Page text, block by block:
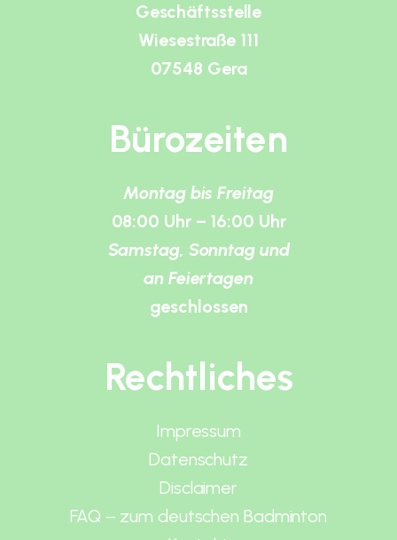
Geschäftsstelle
Wiesestraße 111
07548 Gera
Bürozeiten
Montag bis Freitag
08:00 Uhr – 16:00 Uhr
Samstag, Sonntag und
an Feiertagen
geschlossen
Rechtliches
Impressum
Datenschutz
Disclaimer
FAQ – zum deutschen Badminton